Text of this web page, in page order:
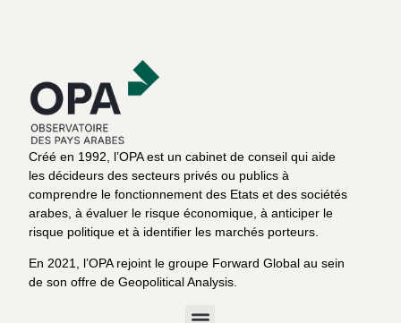
Créé en 1992, l’OPA est un cabinet de conseil qui aide
les décideurs des secteurs privés ou publics à
comprendre le fonctionnement des Etats et des sociétés
arabes, à évaluer le risque économique, à anticiper le
risque politique et à identifier les marchés porteurs.
En 2021, l’OPA rejoint le groupe Forward Global au sein
de son offre de Geopolitical Analysis.